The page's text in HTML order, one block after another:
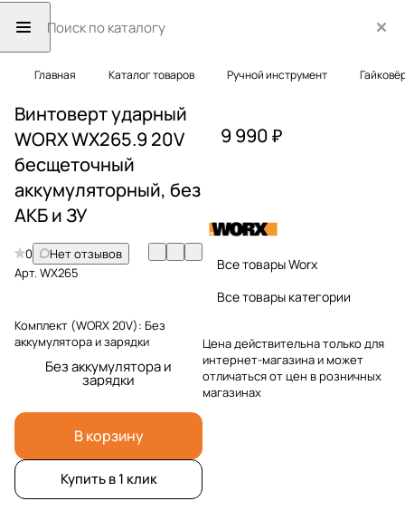
Главная Каталог товаров Ручной инструмент
Винтоверт ударный
WORX WX265.9 20V
бесщеточный
аккумуляторный, без
АКБ и ЗУ
0
Нет отзывов
Арт.WX265
Комплект (WORX 20V): Без
аккумулятора и зарядки
Без аккумулятора и
зарядки
В корзину
Купить в 1 клик
9 990 ₽
Все товары Worx
Все товары категории
Цена действительна только для
интернет-магазина и может
отличаться от цен в розничных
магазинах